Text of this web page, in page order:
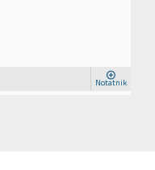
Notatnik